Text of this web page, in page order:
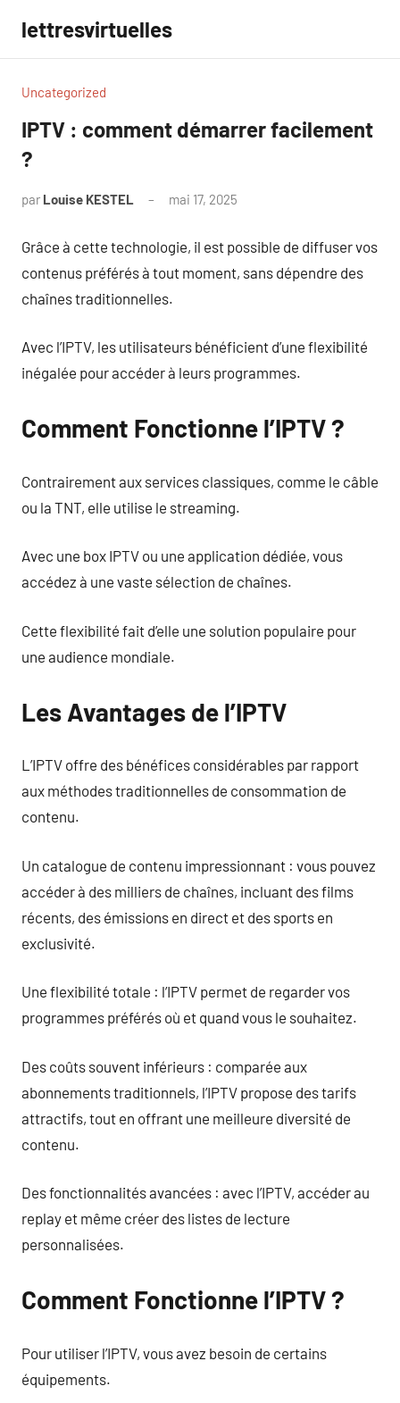
contenu
lettresvirtuelles
Uncategorized
IPTV : comment démarrer facilement
?
par Louise KESTEL mai 17, 2025
Grâce à cette technologie, il est possible de diffuser vos
contenus préférés à tout moment, sans dépendre des
chaînes traditionnelles.
Avec l’IPTV, les utilisateurs bénéficient d’une flexibilité
inégalée pour accéder à leurs programmes.
Comment Fonctionne l’IPTV ?
Contrairement aux services classiques, comme le câble
ou la TNT, elle utilise le streaming.
Avec une box IPTV ou une application dédiée, vous
accédez à une vaste sélection de chaînes.
Cette flexibilité fait d’elle une solution populaire pour
une audience mondiale.
Les Avantages de l’IPTV
L’IPTV offre des bénéfices considérables par rapport
aux méthodes traditionnelles de consommation de
contenu.
Un catalogue de contenu impressionnant : vous pouvez
accéder à des milliers de chaînes, incluant des films
récents, des émissions en direct et des sports en
exclusivité.
Une flexibilité totale : l’IPTV permet de regarder vos
programmes préférés où et quand vous le souhaitez.
Des coûts souvent inférieurs : comparée aux
abonnements traditionnels, l’IPTV propose des tarifs
attractifs, tout en offrant une meilleure diversité de
contenu.
Des fonctionnalités avancées : avec l’IPTV, accéder au
replay et même créer des listes de lecture
personnalisées.
Comment Fonctionne l’IPTV ?
Pour utiliser l’IPTV, vous avez besoin de certains
équipements.